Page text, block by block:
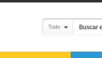
Todo